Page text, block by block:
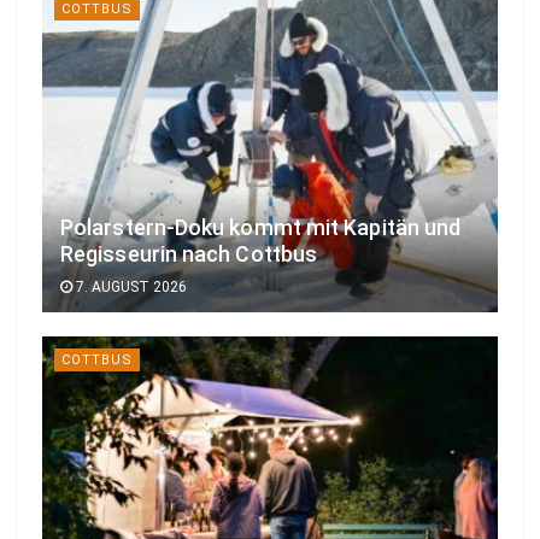
COTTBUS
Polarstern-Doku kommt mit Kapitän und
Regisseurin nach Cottbus
7. AUGUST 2026
COTTBUS